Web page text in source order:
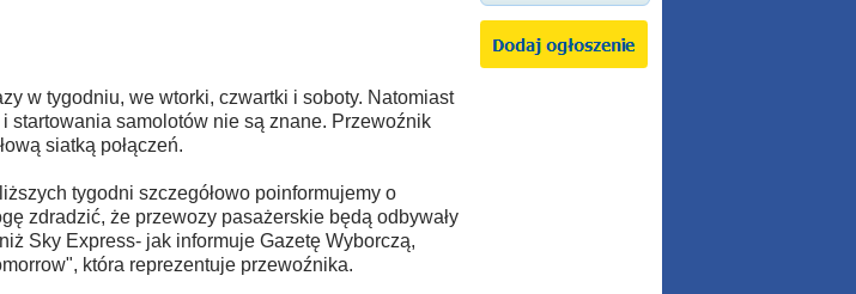
w tygodniu, we wtorki, czwartki i soboty. Natomiast
startowania samolotów nie są znane. Przewoźnik
siatką połączeń.
tygodni szczegółowo poinformujemy o
zdradzić, że przewozy pasażerskie będą odbywały
Sky Express- jak informuje Gazetę Wyborczą,
która reprezentuje przewoźnika.